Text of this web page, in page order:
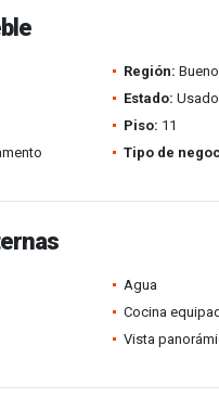
Región:
Estado: Usado
Piso: 11
Tipo de
Agua
Cocina
Vista